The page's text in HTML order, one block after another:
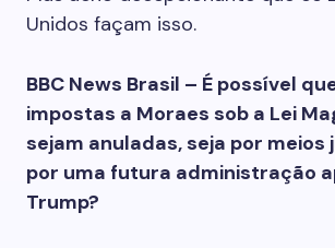
Unidos façam isso.
BBC News Brasil – É possível
impostas a Moraes sob a Lei
sejam anuladas, seja por meios
por uma futura administração
Trump?